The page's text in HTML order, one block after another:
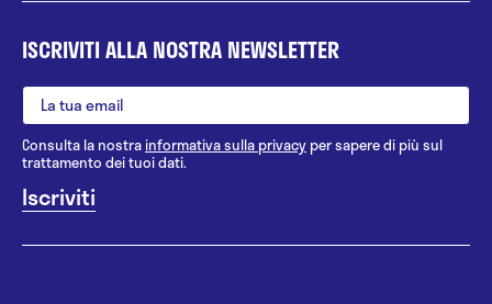
ISCRIVITI ALLA NOSTRA NEWSLETTER
Consulta la nostrainformativa sulla privacy per sapere di più sul
trattamento dei tuoi dati.